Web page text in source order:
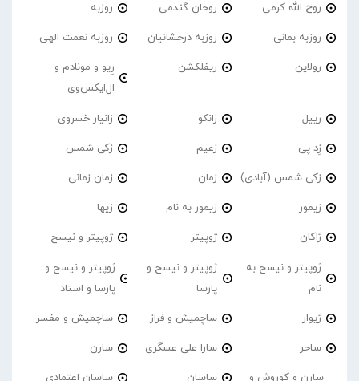
روح الله کرمی روحان گندمی روزبه
روزبه بمانی روزبه درخشانیان روزبه نعمت الهی
رولاین ریفلکشن
رِیو و مونادم و
ال‌ایکس‌وی
رییل زانکو زانیار خسروی
زِد پی زعیم زکی شمس
زکی شمس (آبادی) زمان زمان زمانی
زیمور زیمور به نام زیها
ژاکان ژوپیتر ژوپیتر و نیسح
ژوپیتر و نیسح به
نام
ژوپیتر و نیسح و
پارسا
ژوپیتر و نیسح و
پارسا و استاد
ژیوار ساچمیش و فراز ساچمیش و مفسر
ساحر سارا علی عسگری سارن
سارن و کوروش و ساسان ساسان اعتمادی